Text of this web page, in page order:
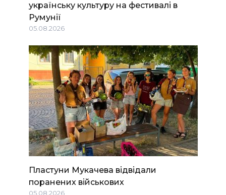
українську культуру на фестивалі в
Румунії
05.08.2026
Пластуни Мукачева відвідали
поранених військових
05.08.2026